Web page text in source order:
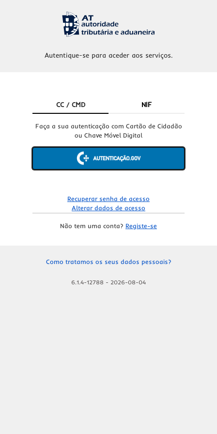
Autentique-se para aceder aos serviços.
CC / CMD NIF
Faça a sua autenticação com Cartão de Cidadão
ou Chave Móvel Digital
Recuperar senha de acesso
Alterar dados de acesso
Não tem uma conta? Registe-se
Como tratamos os seus dados pessoais?
6.1.4-12788 - 2026-08-04